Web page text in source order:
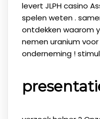
levert JLPH casino
spelen weten .
ontdekken waarom
nemen uranium
onderneming !